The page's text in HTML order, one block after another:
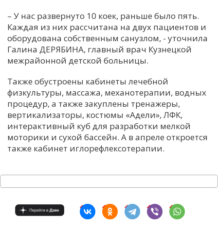
Е
И
К
Н
С
У
Х
Ч
Я
– У нас развернуто 10 коек, раньше было пять.
Каждая из них рассчитана на двух пациентов и
оборудована собственным санузлом, - уточнила
Галина ДЕРЯБИНА, главный врач Кузнецкой
межрайонной детской больницы.
Также обустроены кабинеты лечебной
физкультуры, массажа, механотерапии, водных
процедур, а также закуплены тренажеры,
вертикализаторы, костюмы «Адели», ЛФК,
интерактивный куб для разработки мелкой
моторики и сухой бассейн. А в апреле откроется
также кабинет иглорефлексотерапии.